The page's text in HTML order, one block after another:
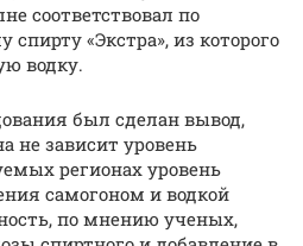
соответствовал по
спирту «Экстра», из которого
водку.
был сделан вывод,
не зависит уровень
регионах уровень
самогоном и водкой
по мнению ученых,